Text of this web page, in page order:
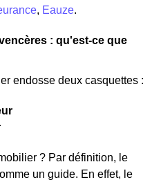
, Eauze.
: qu'est-ce que
endosse deux casquettes :
? Par définition, le
un guide. En effet, le